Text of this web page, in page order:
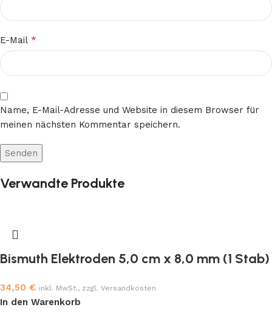
E-Mail *
Name, E-Mail-Adresse und Website in diesem Browser für
meinen nächsten Kommentar speichern.
Verwandte Produkte
Bismuth Elektroden 5,0 cm x 8,0 mm (1 Stab)
34,50 € inkl. MwSt., zzgl. Versandkosten
In den Warenkorb